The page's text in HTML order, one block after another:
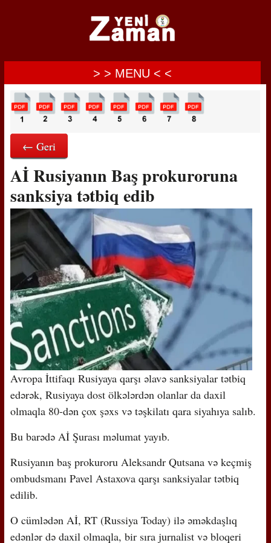
> > MENU < <
← Geri
Aİ Rusiyanın Baş prokuroruna
sanksiya tətbiq edib
Avropa İttifaqı Rusiyaya qarşı əlavə sanksiyalar tətbiq
edərək, Rusiyaya dost ölkələrdən olanlar da daxil
olmaqla 80-dən çox şəxs və təşkilatı qara siyahıya salıb.
Bu barədə Aİ Şurası məlumat yayıb.
Rusiyanın baş prokuroru Aleksandr Qutsana və keçmiş
ombudsmanı Pavel Astaxova qarşı sanksiyalar tətbiq
edilib.
O cümlədən Aİ, RT (Russiya Today) ilə əməkdaşlıq
edənlər də daxil olmaqla, bir sıra jurnalist və bloqeri